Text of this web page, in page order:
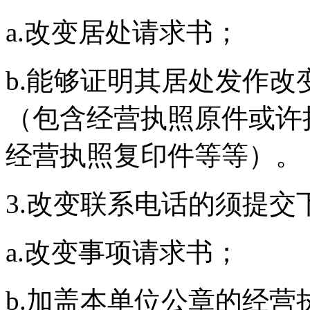
a.改变居处请求书；
b.能够证明其居处发作改
（包含经营执照原件或
经营执照复印件等等）。
3.改变联系电话的须提交
a.改变事项请求书；
b.加盖本单位公章的经营